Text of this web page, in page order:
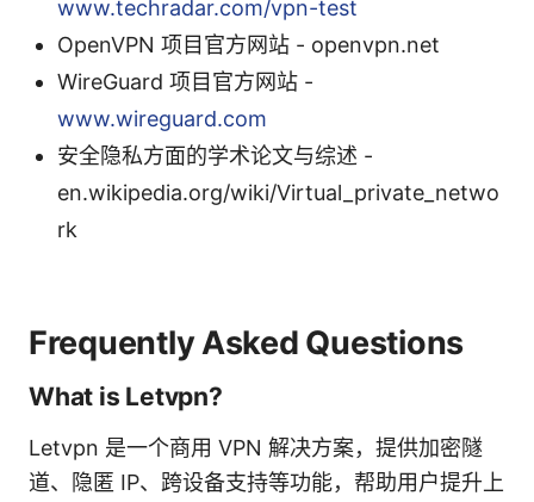
www.techradar.com/vpn-test
OpenVPN 项目官方网站 - openvpn.net
WireGuard 项目官方网站 -
www.wireguard.com
安全隐私方面的学术论文与综述 -
en.wikipedia.org/wiki/Virtual_private_netwo
rk
Frequently Asked Questions
What is Letvpn?
Letvpn 是一个商用 VPN 解决方案，提供加密隧
道、隐匿 IP、跨设备支持等功能，帮助用户提升上